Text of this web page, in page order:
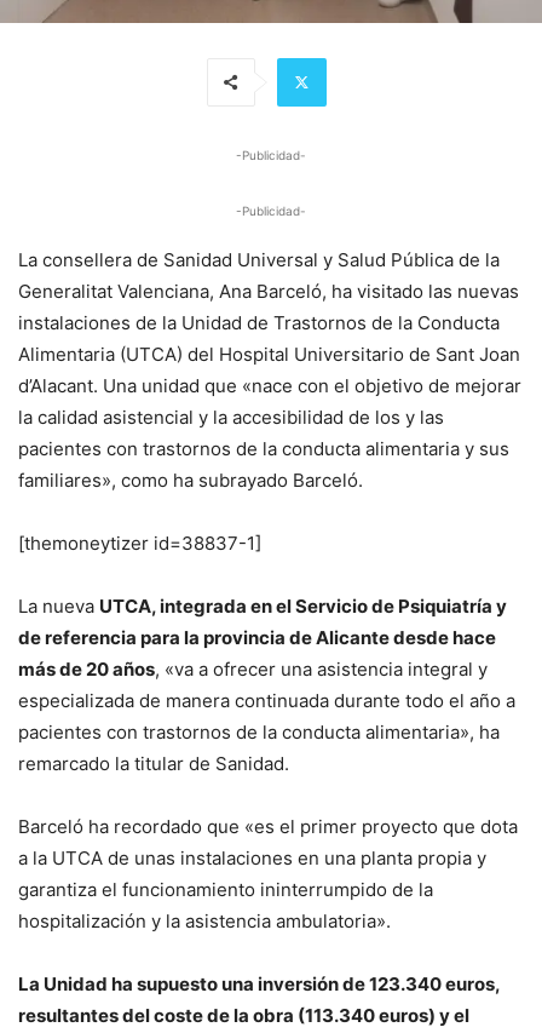
-Publicidad-
-Publicidad-
La consellera de Sanidad Universal y Salud Pública de la
Generalitat Valenciana, Ana Barceló, ha visitado las nuevas
instalaciones de la Unidad de Trastornos de la Conducta
Alimentaria (UTCA) del Hospital Universitario de Sant Joan
d’Alacant. Una unidad que «nace con el objetivo de mejorar
la calidad asistencial y la accesibilidad de los y las
pacientes con trastornos de la conducta alimentaria y sus
familiares», como ha subrayado Barceló.
[themoneytizer id=38837-1]
La nueva UTCA, integrada en el Servicio de Psiquiatría y
de referencia para la provincia de Alicante desde hace
más de 20 años, «va a ofrecer una asistencia integral y
especializada de manera continuada durante todo el año a
pacientes con trastornos de la conducta alimentaria», ha
remarcado la titular de Sanidad.
Barceló ha recordado que «es el primer proyecto que dota
a la UTCA de unas instalaciones en una planta propia y
garantiza el funcionamiento ininterrumpido de la
hospitalización y la asistencia ambulatoria».
La Unidad ha supuesto una inversión de 123.340 euros,
resultantes del coste de la obra (113.340 euros) y el